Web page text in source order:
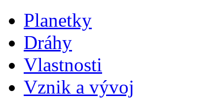
Planetky
Dráhy
Vlastnosti
Vznik a vývoj